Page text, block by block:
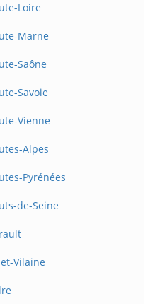
Loire
Marne
Saône
Savoie
Vienne
Alpes
Pyrénées
de-Seine
Vilaine